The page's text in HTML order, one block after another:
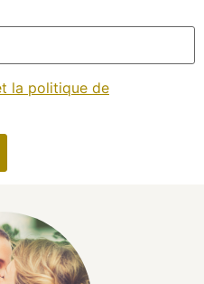
la politique de